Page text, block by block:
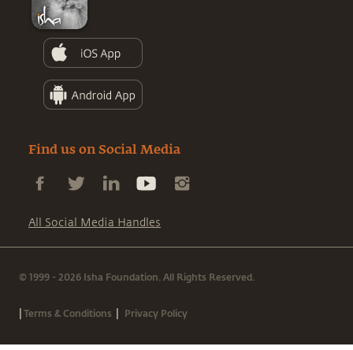
Find us on Social Media
All Social Media Handles
© 1999 - 2026 Isha Foundation. All Rights Reserved.
|Terms & Conditions | Privacy Policy